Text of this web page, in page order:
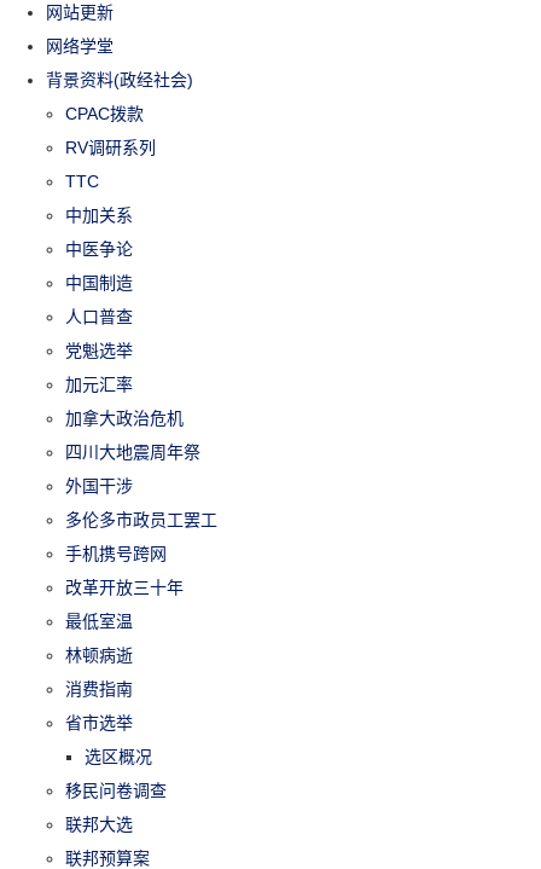
网站更新
网络学堂
背景资料(政经社会)
CPAC拨款
RV调研系列
TTC
中加关系
中医争论
中国制造
人口普查
党魁选举
加元汇率
加拿大政治危机
四川大地震周年祭
外国干涉
多伦多市政员工罢工
手机携号跨网
改革开放三十年
最低室温
林顿病逝
消费指南
省市选举
选区概况
移民问卷调查
联邦大选
联邦预算案